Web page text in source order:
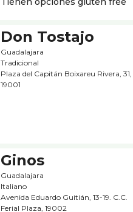
Don Tostajo
Guadalajara
Tradicional
Plaza del Capitán Boixareu Rivera, 31,
19001
Ginos
Guadalajara
Italiano
Avenida Eduardo Guitián, 13-19. C.C.
Ferial Plaza, 19002